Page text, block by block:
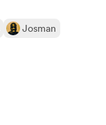
Josman